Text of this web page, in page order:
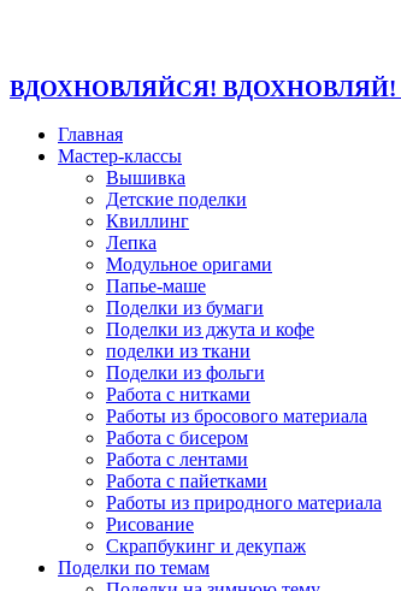
ВДОХНОВЛЯЙСЯ!
Главная
Мастер-классы
Вышивка
Детские поделки
Квиллинг
Лепка
Модульное оригами
Папье-маше
Поделки из бумаги
Поделки из джута и кофе
поделки из ткани
Поделки из фольги
Работа с нитками
Работы из бросового материала
Работа с бисером
Работа с лентами
Работа с пайетками
Работы из природного материала
Рисование
Скрапбукинг и декупаж
Поделки по темам